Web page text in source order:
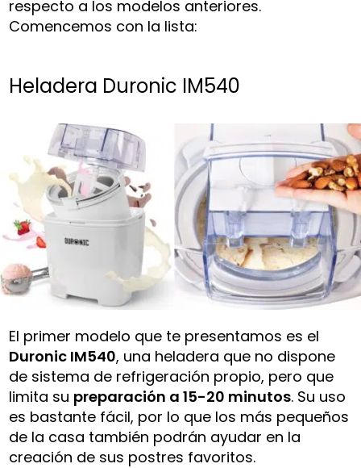
respecto a los modelos anteriores.
Comencemos con la lista:
Heladera Duronic IM540
El primer modelo que te presentamos es el
Duronic IM540, una heladera que no dispone
de sistema de refrigeración propio, pero que
limita su preparación a 15-20 minutos. Su uso
es bastante fácil, por lo que los más pequeños
de la casa también podrán ayudar en la
creación de sus postres favoritos.